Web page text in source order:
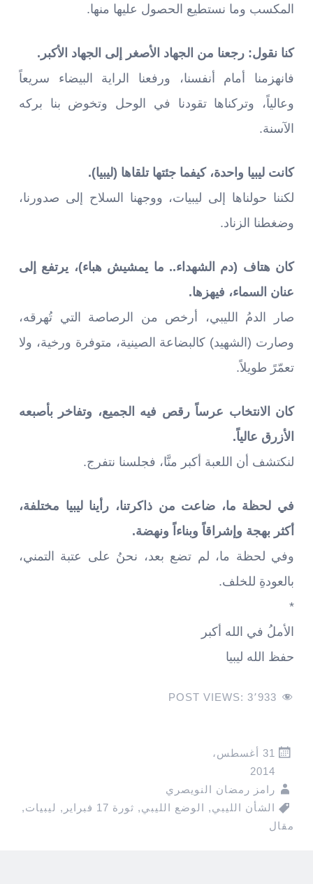
المكسب وما نستطيع الحصول عليها منها.
كنا نقول: رجعنا من الجهاد الأصغر إلى الجهاد الأكبر.
فانهزمنا أمام أنفسنا، ورفعنا الراية البيضاء سريعاً
وعالياً، وتركناها تقودنا في الوحل وتخوض بنا بركه
الآسنة.
كانت ليبيا واحدة، كيفما جئتها تلقاها (ليبيا).
لكننا حولناها إلى ليبيات، ووجهنا السلاح إلى صدورنا،
وضغطنا الزناد.
كان هتاف (دم الشهداء.. ما يمشيش هباء)، يرتفع إلى
عنان السماء، فيهزها.
صار الدمُ الليبي، أرخص من الرصاصة التي تُهرقه،
وصارت (الشهيد) كالبضاعة الصينية، متوفرة ورخية، ولا
تعمّرً طويلاً.
كان الانتخاب عرساً رقص فيه الجميع، وتفاخر بأصبعه
الأزرق عالياً.
لنكتشف أن اللعبة أكبر منَّا، فجلسنا نتفرج.
في لحظة ما، ضاعت من ذاكرتنا، رأينا ليبيا مختلفة،
أكثر بهجة وإشراقاً وبناءاً ونهضة.
وفي لحظة ما، لم تضع بعد، نحنُ على عتبة التمني،
بالعودةِ للخلف.
*
الأملُ في الله أكبر
حفظ الله ليبيا
POST VIEWS: 3٬933
31 أغسطس،
2014
رامز رمضان النويصري
الشأن الليبي, الوضع الليبي, ثورة 17 فبراير , ليبيات,
مقال